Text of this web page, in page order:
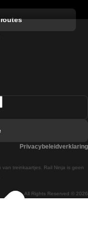
All Rights Reserved © 2026
treinkaartjes. Rail Ninja is geen
Privacybeleidverklaring